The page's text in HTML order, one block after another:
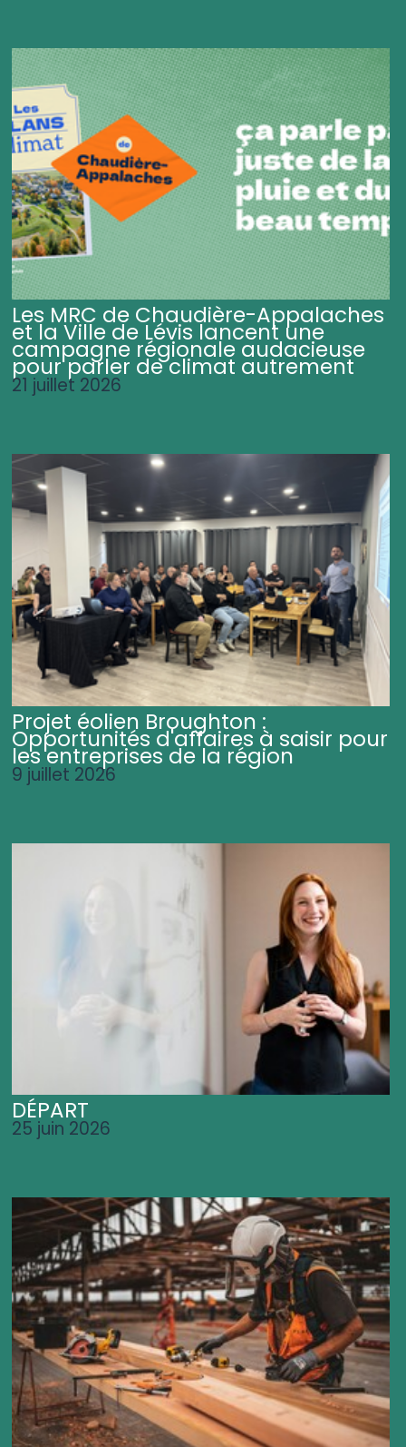
Les MRC de Chaudière-Appalaches
et la Ville de Lévis lancent une
campagne régionale audacieuse
pour parler de climat autrement
21 juillet 2026
Projet éolien Broughton :
Opportunités d'affaires à saisir pour
les entreprises de la région
9 juillet 2026
DÉPART
25 juin 2026